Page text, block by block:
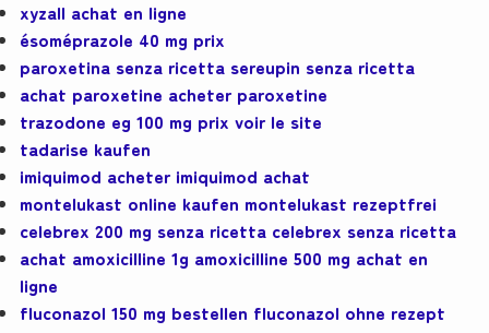
xyzall achat en ligne
ésoméprazole 40 mg prix
paroxetina senza ricetta sereupin senza ricetta
achat paroxetine acheter paroxetine
trazodone eg 100 mg prix voir le site
tadarise kaufen
imiquimod acheter imiquimod achat
montelukast online kaufen montelukast rezeptfrei
celebrex 200 mg senza ricetta celebrex senza ricetta
achat amoxicilline 1g amoxicilline 500 mg achat en
ligne
fluconazol 150 mg bestellen fluconazol ohne rezept